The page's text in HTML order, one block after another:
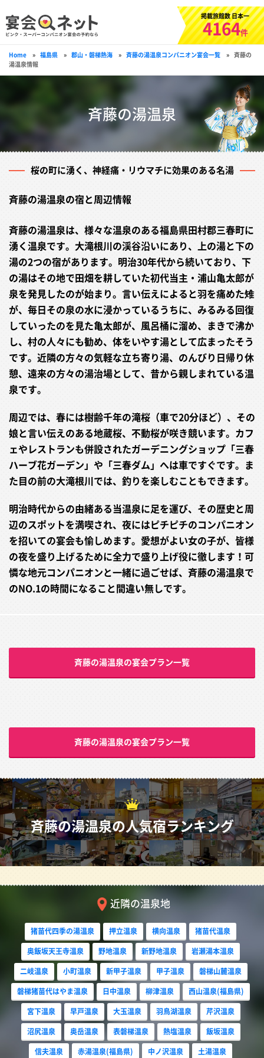
掲載旅館数 日本一
4164件
Home » 福島県 » 郡山・磐梯熱海 » 斉藤の湯温泉コンパニオン宴会一覧 » 斉藤の
湯温泉情報
斉藤の湯温泉
桜の町に湧く、神経痛・リウマチに効果のある名湯
斉藤の湯温泉の宿と周辺情報
斉藤の湯温泉は、様々な温泉のある福島県田村郡三春町に
湧く温泉です。大滝根川の渓谷沿いにあり、上の湯と下の
湯の2つの宿があります。明治30年代から続いており、下
の湯はその地で田畑を耕していた初代当主・浦山亀太郎が
泉を発見したのが始まり。言い伝えによると羽を痛めた雉
が、毎日その泉の水に浸かっているうちに、みるみる回復
していったのを見た亀太郎が、風呂桶に溜め、まきで沸か
し、村の人々にも勧め、体をいやす湯として広まったそう
です。近隣の方々の気軽な立ち寄り湯、のんびり日帰り休
憩、遠来の方々の湯治場として、昔から親しまれている温
泉です。
周辺では、春には樹齢千年の滝桜（車で20分ほど）、その
娘と言い伝えのある地蔵桜、不動桜が咲き競います。カフ
ェやレストランも併設されたガーデニングショップ「三春
ハーブ花ガーデン」や「三春ダム」へは車ですぐです。ま
た目の前の大滝根川では、釣りを楽しむこともできます。
明治時代からの由緒ある当温泉に足を運び、その歴史と周
辺のスポットを満喫され、夜にはピチピチのコンパニオン
を招いての宴会も愉しめます。愛想がよい女の子が、皆様
の夜を盛り上げるために全力で盛り上げ役に徹します！可
憐な地元コンパニオンと一緒に過ごせば、斉藤の湯温泉で
のNO.1の時間になること間違い無しです。
斉藤の湯温泉の宴会プラン一覧
斉藤の湯温泉の宴会プラン一覧
斉藤の湯温泉の人気宿ランキング
近隣の温泉地
猪苗代四季の湯温泉 押立温泉 横向温泉
猪苗代温泉
奥飯坂天王寺温泉
野地温泉 新野地温泉
岩瀬湯本温泉
二岐温泉
小町温泉 新甲子温泉 甲子温泉
磐梯山麓温泉
磐梯猪苗代はやま温泉
日中温泉 柳津温泉
西山温泉(福島県)
宮下温泉
早戸温泉 大玉温泉 羽鳥湖温泉
芹沢温泉
沼尻温泉
奥岳温泉 表磐梯温泉 熱塩温泉
飯坂温泉
信夫温泉
赤湯温泉(福島県) 中ノ沢温泉 土湯温泉